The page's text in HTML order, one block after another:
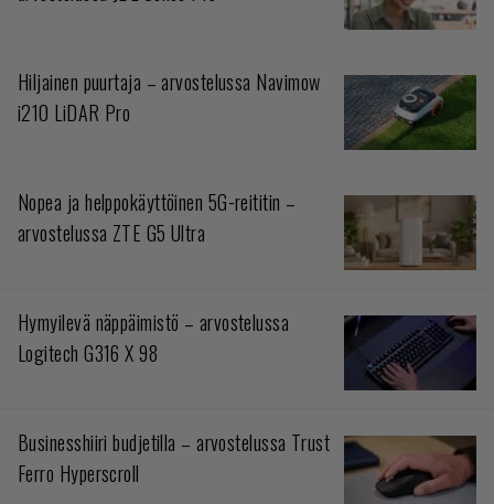
Hiljainen puurtaja – arvostelussa Navimow
i210 LiDAR Pro
Nopea ja helppokäyttöinen 5G-reititin –
arvostelussa ZTE G5 Ultra
Hymyilevä näppäimistö – arvostelussa
Logitech G316 X 98
Businesshiiri budjetilla – arvostelussa Trust
Ferro Hyperscroll